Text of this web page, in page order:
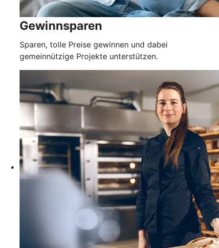
Gewinnsparen
Sparen, tolle Preise gewinnen und dabei
gemeinnützige Projekte unterstützen.